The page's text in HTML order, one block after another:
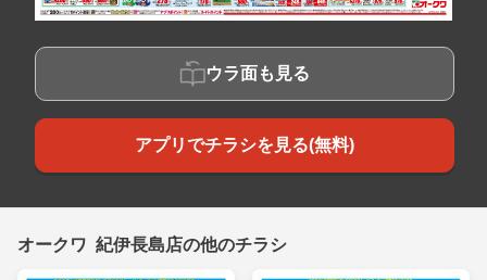
ウラ面も見る
アプリでチラシを見る(無料)
オークワ 紀伊長島店の他のチラシ